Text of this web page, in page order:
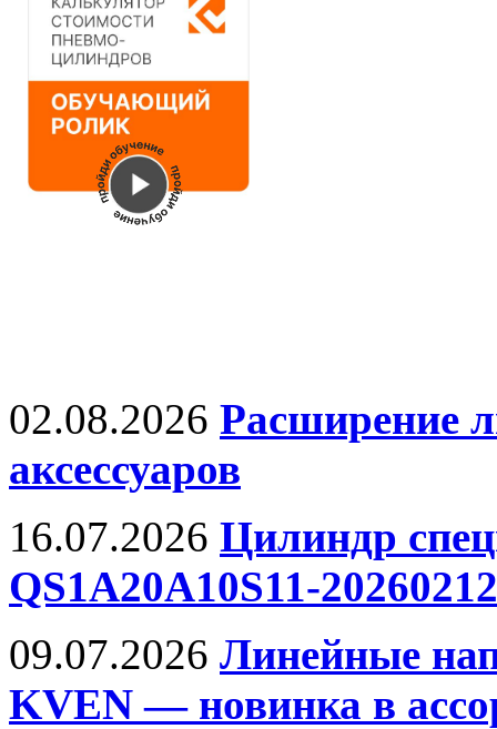
02.08.2026 Расширение
аксессуаров
16.07.2026 Цилиндр
QS1A20A10S11-
09.07.2026 Линейные
KVEN — новинка в